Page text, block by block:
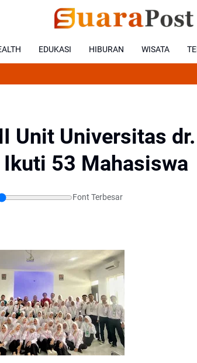
EDUKASI HIBURAN WISATA
Unit Universitas dr.
53 Mahasiswa
Font Terbesar